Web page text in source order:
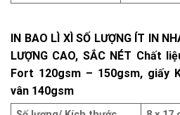
IN BAO LÌ XÌ SỐ LƯỢNG ÍT IN
LƯỢNG CAO, SẮC NÉT Chất
Fort 120gsm – 150gsm, giấy
vân 140gsm